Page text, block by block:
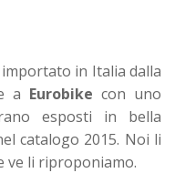
in Italia dalla
a Eurobike con uno
esposti in bella
catalogo 2015. Noi li
li riproponiamo.